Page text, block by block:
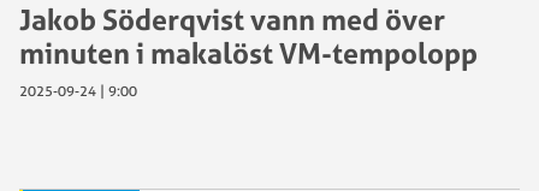
Jakob Söderqvist vann med över
minuten i makalöst VM-tempolopp
2025-09-24 | 9:00